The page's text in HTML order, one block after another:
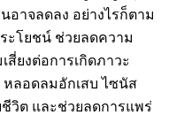
าจลดลง อย่างไรก็ตาม
ะโยชน์ ช่วยลดความ
สี่ยงต่อการเกิดภาวะ
หลอดลมอักเสบ ไซนัส
ชีวิต และช่วยลดการแพร่